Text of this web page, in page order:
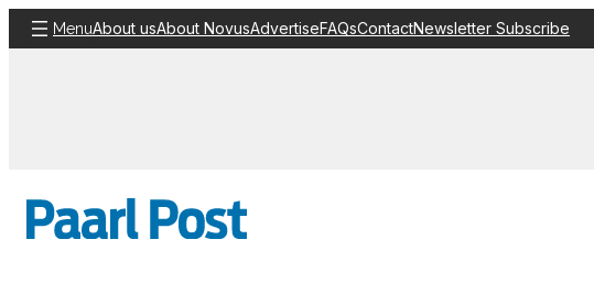
Skip
to
MenuAbout usAbout NovusAdvertiseFAQsContactNewsletter Subscribe